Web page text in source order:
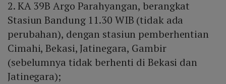
2. KA 39B Argo Parahyangan, berangkat
Stasiun Bandung 11.30 WIB (tidak ada
perubahan), dengan stasiun pemberhentian
Cimahi, Bekasi, Jatinegara, Gambir
(sebelumnya tidak berhenti di Bekasi dan
Jatinegara);